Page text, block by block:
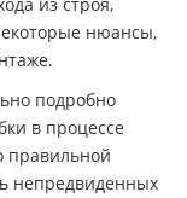
нюансы,
подробно
в процессе
правильной
непредвиденных